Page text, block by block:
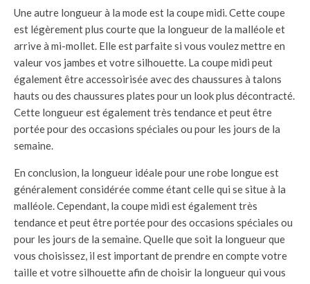
Une autre longueur à la mode est la coupe midi. Cette coupe
est légèrement plus courte que la longueur de la malléole et
arrive à mi-mollet. Elle est parfaite si vous voulez mettre en
valeur vos jambes et votre silhouette. La coupe midi peut
également être accessoirisée avec des chaussures à talons
hauts ou des chaussures plates pour un look plus décontracté.
Cette longueur est également très tendance et peut être
portée pour des occasions spéciales ou pour les jours de la
semaine.
En conclusion, la longueur idéale pour une robe longue est
généralement considérée comme étant celle qui se situe à la
malléole. Cependant, la coupe midi est également très
tendance et peut être portée pour des occasions spéciales ou
pour les jours de la semaine. Quelle que soit la longueur que
vous choisissez, il est important de prendre en compte votre
taille et votre silhouette afin de choisir la longueur qui vous